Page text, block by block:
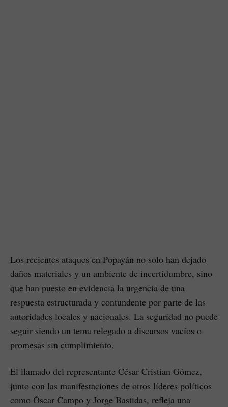
Los recientes ataques en Popayán no solo han dejado
daños materiales y un ambiente de incertidumbre, sino
que han puesto en evidencia la urgencia de una
respuesta estructurada y contundente por parte de las
autoridades locales y nacionales. La seguridad no puede
seguir siendo un tema relegado a discursos vacíos o
promesas sin cumplimiento.
El llamado del representante César Cristian Gómez,
junto con las manifestaciones de otros líderes políticos
como Óscar Campo y Jorge Bastidas, refleja una